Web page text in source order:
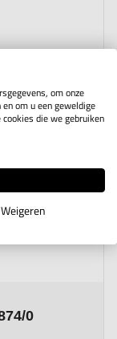
0
on the product page
om onze
om u een geweldige
die we gebruiken
Weigeren